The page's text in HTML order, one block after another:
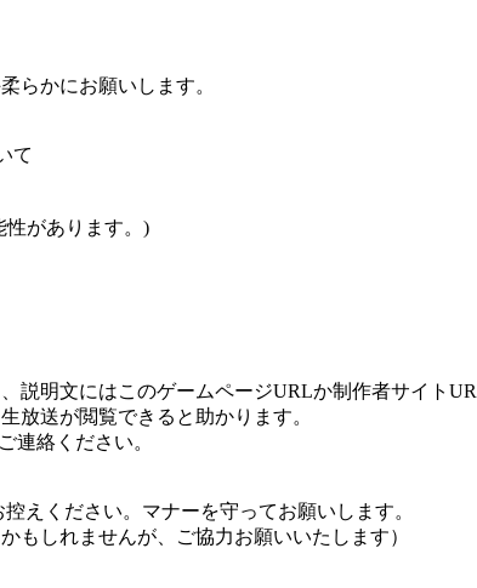
らかにお願いします。
て
性があります。)
説明文にはこのゲームページURLか制作者サイト
放送が閲覧できると助かります。
連絡ください。
えください。マナーを守ってお願いします。
もしれませんが、ご協力お願いいたします）